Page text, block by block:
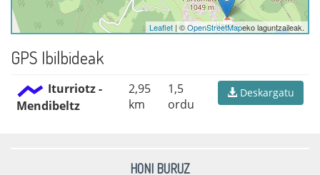
Leaflet | ©OpenStreetMapeko laguntzaileak.
GPS Ibilbideak
Iturriotz -
Mendibeltz
2,95
km
1,5
ordu
Deskargatu
HONI BURUZ